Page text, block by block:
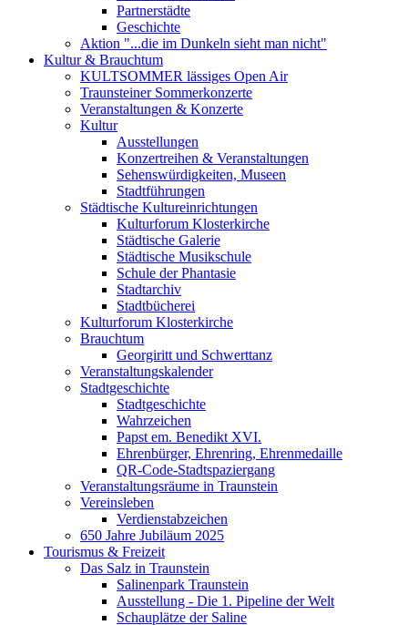
Partnerstädte
Geschichte
Aktion "...die im Dunkeln sieht man nicht"
Kultur & Brauchtum
KULTSOMMER lässiges Open Air
Traunsteiner Sommerkonzerte
Veranstaltungen & Konzerte
Kultur
Ausstellungen
Konzertreihen & Veranstaltungen
Sehenswürdigkeiten, Museen
Stadtführungen
Städtische Kultureinrichtungen
Kulturforum Klosterkirche
Städtische Galerie
Städtische Musikschule
Schule der Phantasie
Stadtarchiv
Stadtbücherei
Kulturforum Klosterkirche
Brauchtum
Georgiritt und Schwerttanz
Veranstaltungskalender
Stadtgeschichte
Stadtgeschichte
Wahrzeichen
Papst em. Benedikt XVI.
Ehrenbürger, Ehrenring, Ehrenmedaille
QR-Code-Stadtspaziergang
Veranstaltungsräume in Traunstein
Vereinsleben
Verdienstabzeichen
650 Jahre Jubiläum 2025
Tourismus & Freizeit
Das Salz in Traunstein
Salinenpark Traunstein
Ausstellung - Die 1. Pipeline der Welt
Schauplätze der Saline